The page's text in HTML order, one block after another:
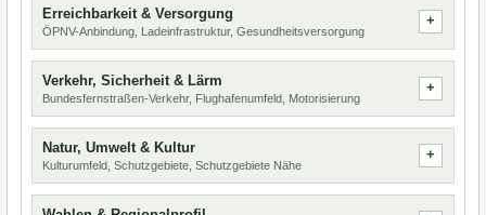
Erreichbarkeit & Versorgung
ÖPNV-Anbindung, Ladeinfrastruktur, Gesundheitsversorgung
Verkehr, Sicherheit & Lärm
Bundesfernstraßen-Verkehr, Flughafenumfeld, Motorisierung
Natur, Umwelt & Kultur
Kulturumfeld, Schutzgebiete, Schutzgebiete Nähe